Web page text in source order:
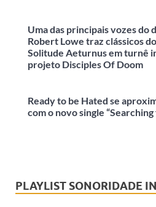
Uma das principais vozes do
Robert Lowe traz clássicos
Solitude Aeturnus em turnê
projeto Disciples Of Doom
Ready to be Hated se
com o novo single
PLAYLIST SONORIDADE